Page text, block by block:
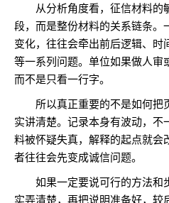
从分析角度看，征信材料的
段，而是整份材料的关系链条。
变化，往往会牵出前后逻辑、时
等一系列问题。单位如果做人审
而不是只看一行字。
所以真正重要的不是如何
实讲清楚。记录本身有波动，
料被怀疑失真，解释的起点就会
者往往会先变成诚信问题。
如果一定要说可行的方法和
实弄清楚，再把说明准备好，